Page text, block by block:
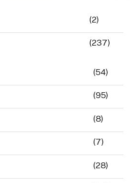
(2)
(237)
(54)
(95)
(8)
(7)
(28)